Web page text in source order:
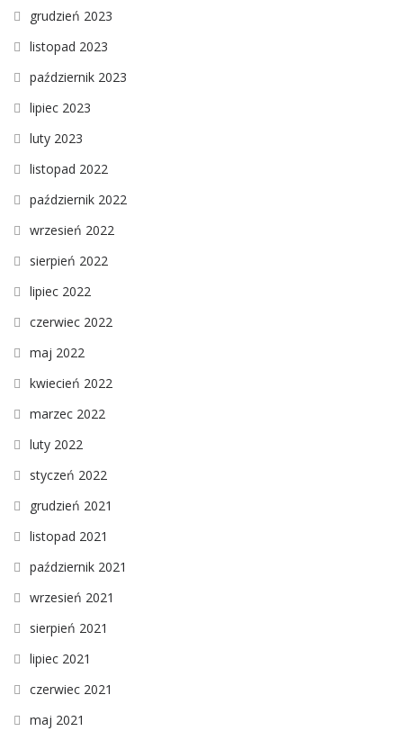
grudzień 2023
listopad 2023
październik 2023
lipiec 2023
luty 2023
listopad 2022
październik 2022
wrzesień 2022
sierpień 2022
lipiec 2022
czerwiec 2022
maj 2022
kwiecień 2022
marzec 2022
luty 2022
styczeń 2022
grudzień 2021
listopad 2021
październik 2021
wrzesień 2021
sierpień 2021
lipiec 2021
czerwiec 2021
maj 2021